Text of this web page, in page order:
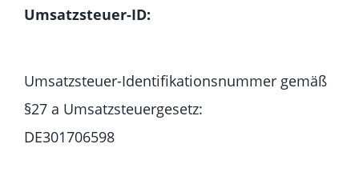
Umsatzsteuer-ID:
Umsatzsteuer-Identifikationsnummer gemäß
§27 a Umsatzsteuergesetz:
DE301706598